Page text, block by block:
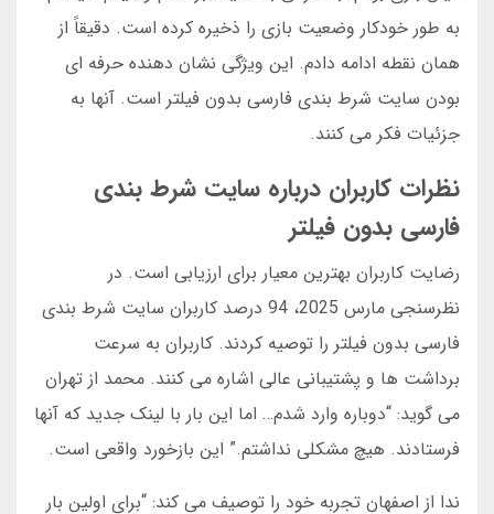
به طور خودکار وضعیت بازی را ذخیره کرده است. دقیقاً از
همان نقطه ادامه دادم. این ویژگی نشان دهنده حرفه ای
بودن سایت شرط بندی فارسی بدون فیلتر است. آنها به
جزئیات فکر می کنند.
نظرات کاربران درباره سایت شرط بندی
فارسی بدون فیلتر
رضایت کاربران بهترین معیار برای ارزیابی است. در
نظرسنجی مارس 2025، 94 درصد کاربران سایت شرط بندی
فارسی بدون فیلتر را توصیه کردند. کاربران به سرعت
برداشت ها و پشتیبانی عالی اشاره می کنند. محمد از تهران
می گوید: “دوباره وارد شدم… اما این بار با لینک جدید که آنها
فرستادند. هیچ مشکلی نداشتم.” این بازخورد واقعی است.
ندا از اصفهان تجربه خود را توصیف می کند: “برای اولین بار